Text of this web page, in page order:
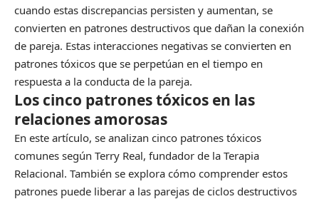
cuando estas discrepancias persisten y aumentan, se
convierten en patrones destructivos que dañan la conexión
de pareja. Estas interacciones negativas se convierten en
patrones tóxicos que se perpetúan en el tiempo en
respuesta a la conducta de la pareja.
Los cinco patrones tóxicos en las
relaciones amorosas
En este artículo, se analizan cinco patrones tóxicos
comunes según Terry Real, fundador de la Terapia
Relacional. También se explora cómo comprender estos
patrones puede liberar a las parejas de ciclos destructivos